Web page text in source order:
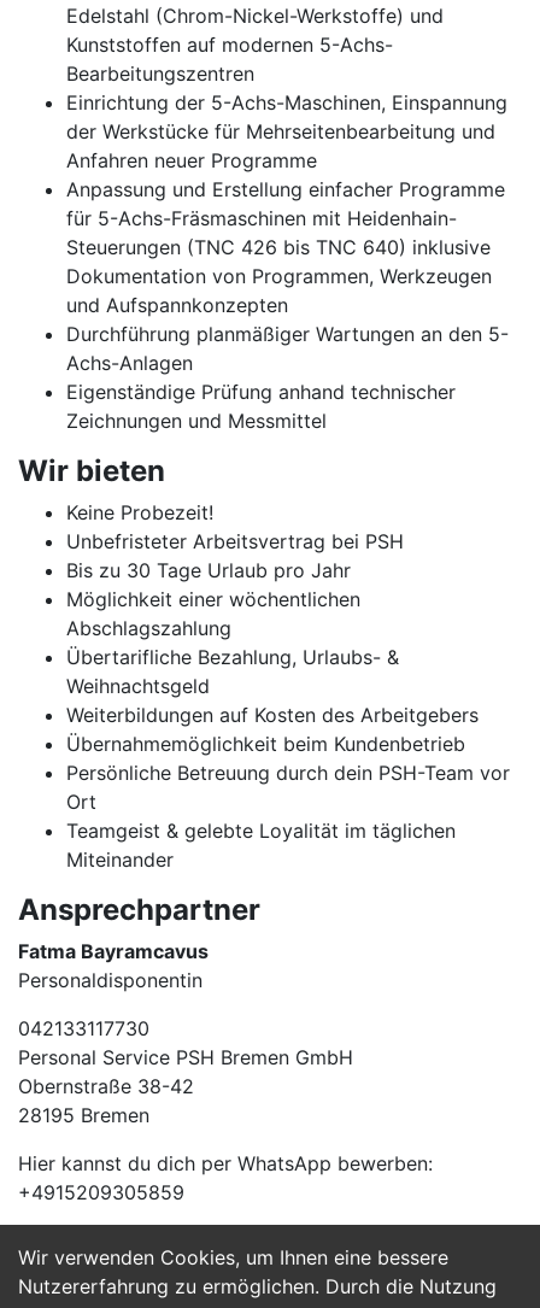
Wir verwenden Cookies, um Ihnen eine bessere
Nutzererfahrung zu ermöglichen. Durch die Nutzung
Edelstahl (Chrom-Nickel-Werkstoffe) und
Kunststoffen auf modernen 5-Achs-
Bearbeitungszentren
Einrichtung der 5-Achs-Maschinen, Einspannung
der Werkstücke für Mehrseitenbearbeitung und
Anfahren neuer Programme
Anpassung und Erstellung einfacher Programme
für 5-Achs-Fräsmaschinen mit Heidenhain-
Steuerungen (TNC 426 bis TNC 640) inklusive
Dokumentation von Programmen, Werkzeugen
und Aufspannkonzepten
Durchführung planmäßiger Wartungen an den 5-
Achs-Anlagen
Eigenständige Prüfung anhand technischer
Zeichnungen und Messmittel
Wir bieten
Keine Probezeit!
Unbefristeter Arbeitsvertrag bei PSH
Bis zu 30 Tage Urlaub pro Jahr
Möglichkeit einer wöchentlichen
Abschlagszahlung
Übertarifliche Bezahlung, Urlaubs- &
Weihnachtsgeld
Weiterbildungen auf Kosten des Arbeitgebers
Übernahmemöglichkeit beim Kundenbetrieb
Persönliche Betreuung durch dein PSH-Team vor
Ort
Teamgeist & gelebte Loyalität im täglichen
Miteinander
Ansprechpartner
Fatma Bayramcavus
Personaldisponentin
042133117730
Personal Service PSH Bremen GmbH
Obernstraße 38-42
28195 Bremen
Hier kannst du dich per WhatsApp bewerben:
+4915209305859
Jetzt Bewerben